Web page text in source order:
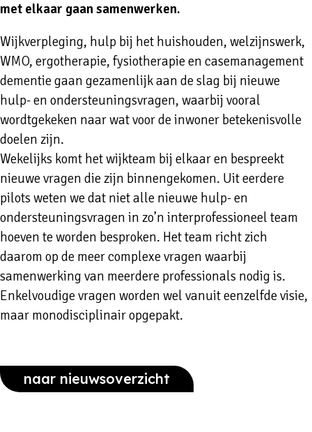
met elkaar gaan samenwerken.
Wijkverpleging, hulp bij het huishouden, welzijnswerk,
WMO, ergotherapie, fysiotherapie en casemanagement
dementie gaan gezamenlijk aan de slag bij nieuwe
hulp- en ondersteuningsvragen, waarbij vooral
wordtgekeken naar wat voor de inwoner betekenisvolle
doelen zijn.
Wekelijks komt het wijkteam bij elkaar en bespreekt
nieuwe vragen die zijn binnengekomen. Uit eerdere
pilots weten we dat niet alle nieuwe hulp- en
ondersteuningsvragen in zo’n interprofessioneel team
hoeven te worden besproken. Het team richt zich
daarom op de meer complexe vragen waarbij
samenwerking van meerdere professionals nodig is.
Enkelvoudige vragen worden wel vanuit eenzelfde visie,
maar monodisciplinair opgepakt.
naar nieuwsoverzicht